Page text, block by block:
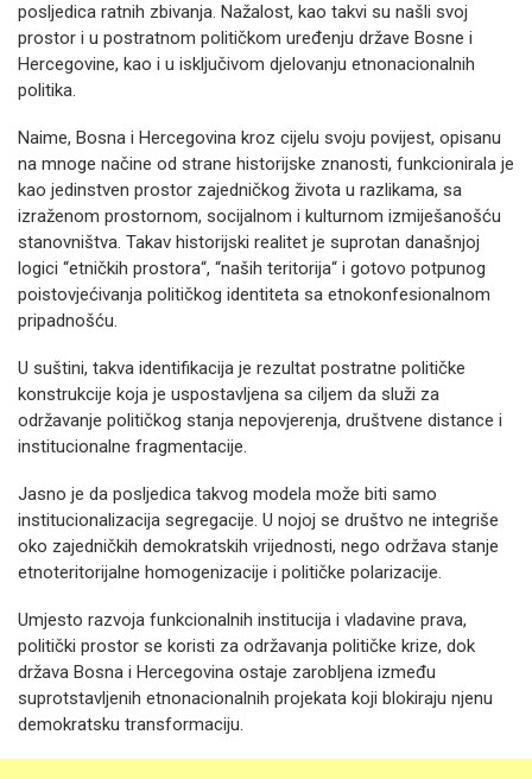
posljedica ratnih zbivanja. Nažalost, kao takvi su našli svoj
prostor i u postratnom političkom uređenju države Bosne i
Hercegovine, kao i u isključivom djelovanju etnonacionalnih
politika.
Naime, Bosna i Hercegovina kroz cijelu svoju povijest, opisanu
na mnoge načine od strane historijske znanosti, funkcionirala je
kao jedinstven prostor zajedničkog života u razlikama, sa
izraženom prostornom, socijalnom i kulturnom izmiješanošću
stanovništva. Takav historijski realitet je suprotan današnjoj
logici “etničkih prostora“, “naših teritorija“ i gotovo potpunog
poistovjećivanja političkog identiteta sa etnokonfesionalnom
pripadnošću.
U suštini, takva identifikacija je rezultat postratne političke
konstrukcije koja je uspostavljena sa ciljem da služi za
održavanje političkog stanja nepovjerenja, društvene distance i
institucionalne fragmentacije.
Jasno je da posljedica takvog modela može biti samo
institucionalizacija segregacije. U nojoj se društvo ne integriše
oko zajedničkih demokratskih vrijednosti, nego održava stanje
etnoteritorijalne homogenizacije i političke polarizacije.
Umjesto razvoja funkcionalnih institucija i vladavine prava,
politički prostor se koristi za održavanja političke krize, dok
država Bosna i Hercegovina ostaje zarobljena između
suprotstavljenih etnonacionalnih projekata koji blokiraju njenu
demokratsku transformaciju.